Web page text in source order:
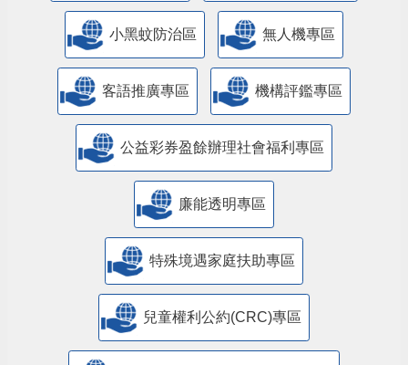
小黑蚊防治區 無人機專區
客語推廣專區 機構評鑑專區
公益彩券盈餘辦理社會福利專區
廉能透明專區
特殊境遇家庭扶助專區
兒童權利公約(CRC)專區